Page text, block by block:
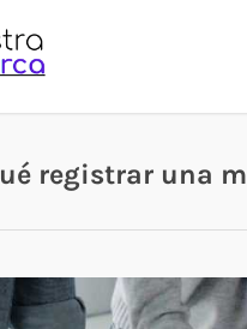
registrar una